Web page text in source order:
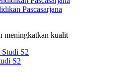
Pascasarjana
meningkatkan kualit
S2